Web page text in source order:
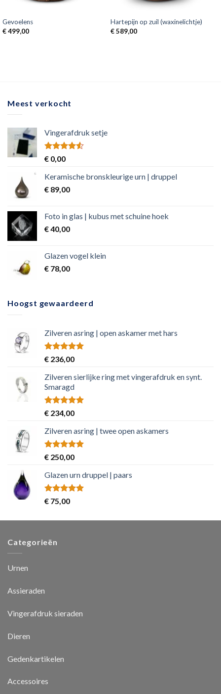
Gevoelens
€499,00
Hartepijn op zuil (waxinelichtje)
€589,00
Meest verkocht
Vingerafdruk setje
Rated
4.50
of 5
€ 0,00
Keramische bronskleurige urn | druppel
€ 89,00
Foto in glas | kubus met schuine hoek
€40,00
Glazen vogel klein
€ 78,00
Hoogst gewaardeerd
Zilveren asring | open askamer met hars
Rated5.00
out of 5
€ 236,00
Zilveren sierlijke ring met vingerafdruk en synt.
Smaragd
Rated5.00
out of 5
€ 234,00
Zilveren asring | twee open askamers
Rated5.00
out of 5
€ 250,00
Glazen urn druppel | paars
Rated5.00
out of 5
€ 75,00
Categorieën
Urnen
Assieraden
Vingerafdruk sieraden
Dieren
Gedenkartikelen
Accessoires